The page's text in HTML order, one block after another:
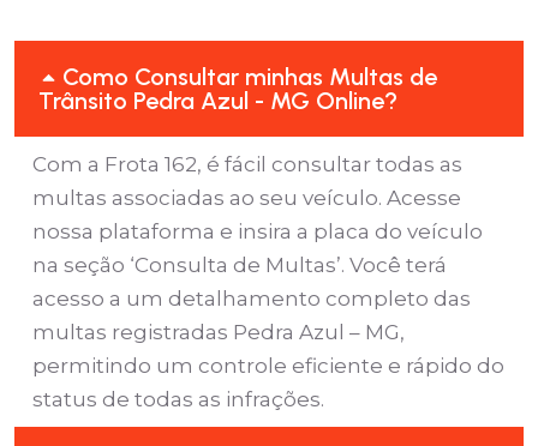
Como Consultar minhas Multas de
Trânsito Pedra Azul - MG Online?
Com a Frota 162, é fácil consultar todas as
multas associadas ao seu veículo. Acesse
nossa plataforma e insira a placa do veículo
na seção ‘Consulta de Multas’. Você terá
acesso a um detalhamento completo das
multas registradas Pedra Azul – MG,
permitindo um controle eficiente e rápido do
status de todas as infrações.